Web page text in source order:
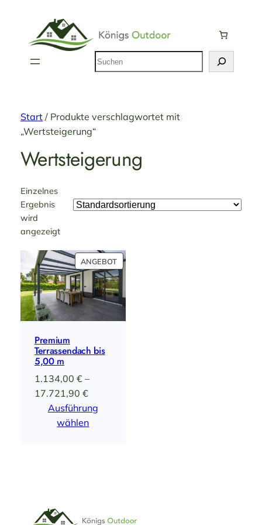
Suchen
Start/ Produkte verschlagwortet mit
„Wertsteigerung“
Wertsteigerung
Einzelnes
Ergebnis
wird
angezeigt
ANGEBOTPRODUKT
IM
ANGEBOT
Premium
Terrassendach bis
5,00 m
1.134,00 € –
17.721,90 €Preisspanne:
1.134,00 €
bis
Ausführung
wählen